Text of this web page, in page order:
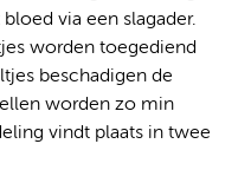
via een slagader.
worden toegediend
beschadigen de
worden zo min
vindt plaats in twee